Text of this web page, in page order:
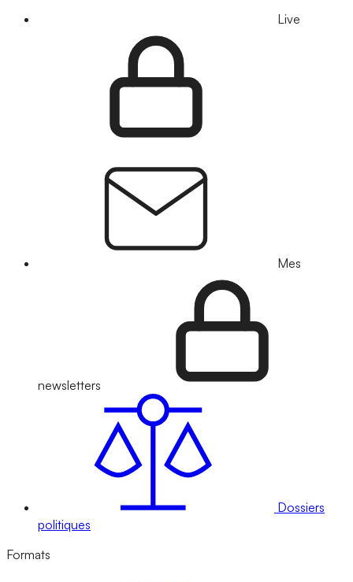
Live
Mes
newsletters
Dossiers
politiques
Formats